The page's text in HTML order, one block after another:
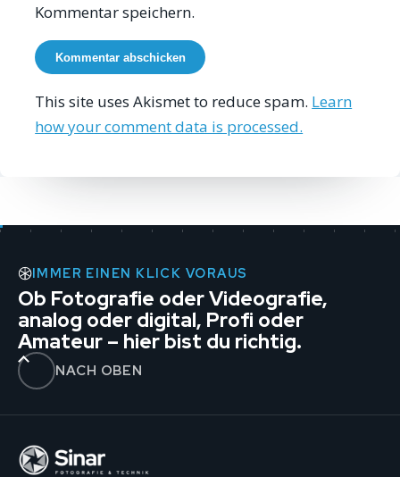
Kommentar speichern.
This site uses Akismet to reduce spam. Learn
how your comment data is processed.
IMMER EINEN KLICK VORAUS
Ob Fotografie oder Videografie,
analog oder digital, Profi oder
Amateur – hier bist du richtig.
NACH OBEN